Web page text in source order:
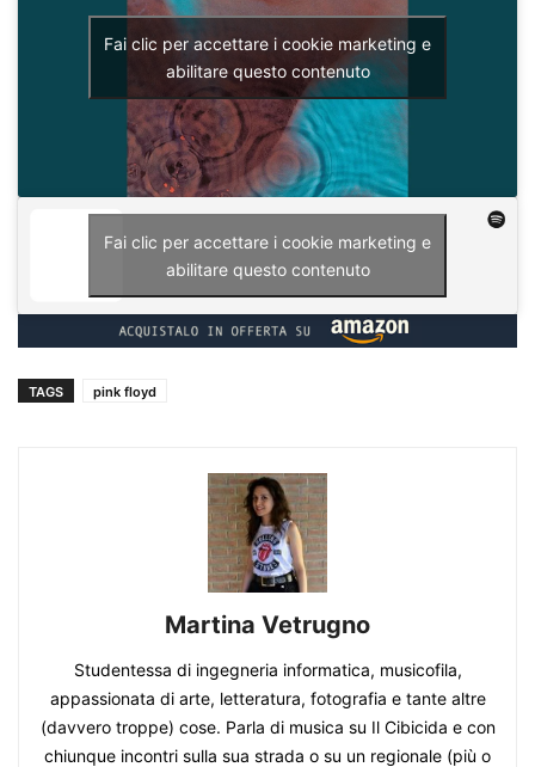
Fai clic per accettare i cookie marketing e
abilitare questo contenuto
Fai clic per accettare i cookie marketing e
abilitare questo contenuto
TAGS pink floyd
Martina Vetrugno
Studentessa di ingegneria informatica, musicofila,
appassionata di arte, letteratura, fotografia e tante altre
(davvero troppe) cose. Parla di musica su Il Cibicida e con
chiunque incontri sulla sua strada o su un regionale (più o